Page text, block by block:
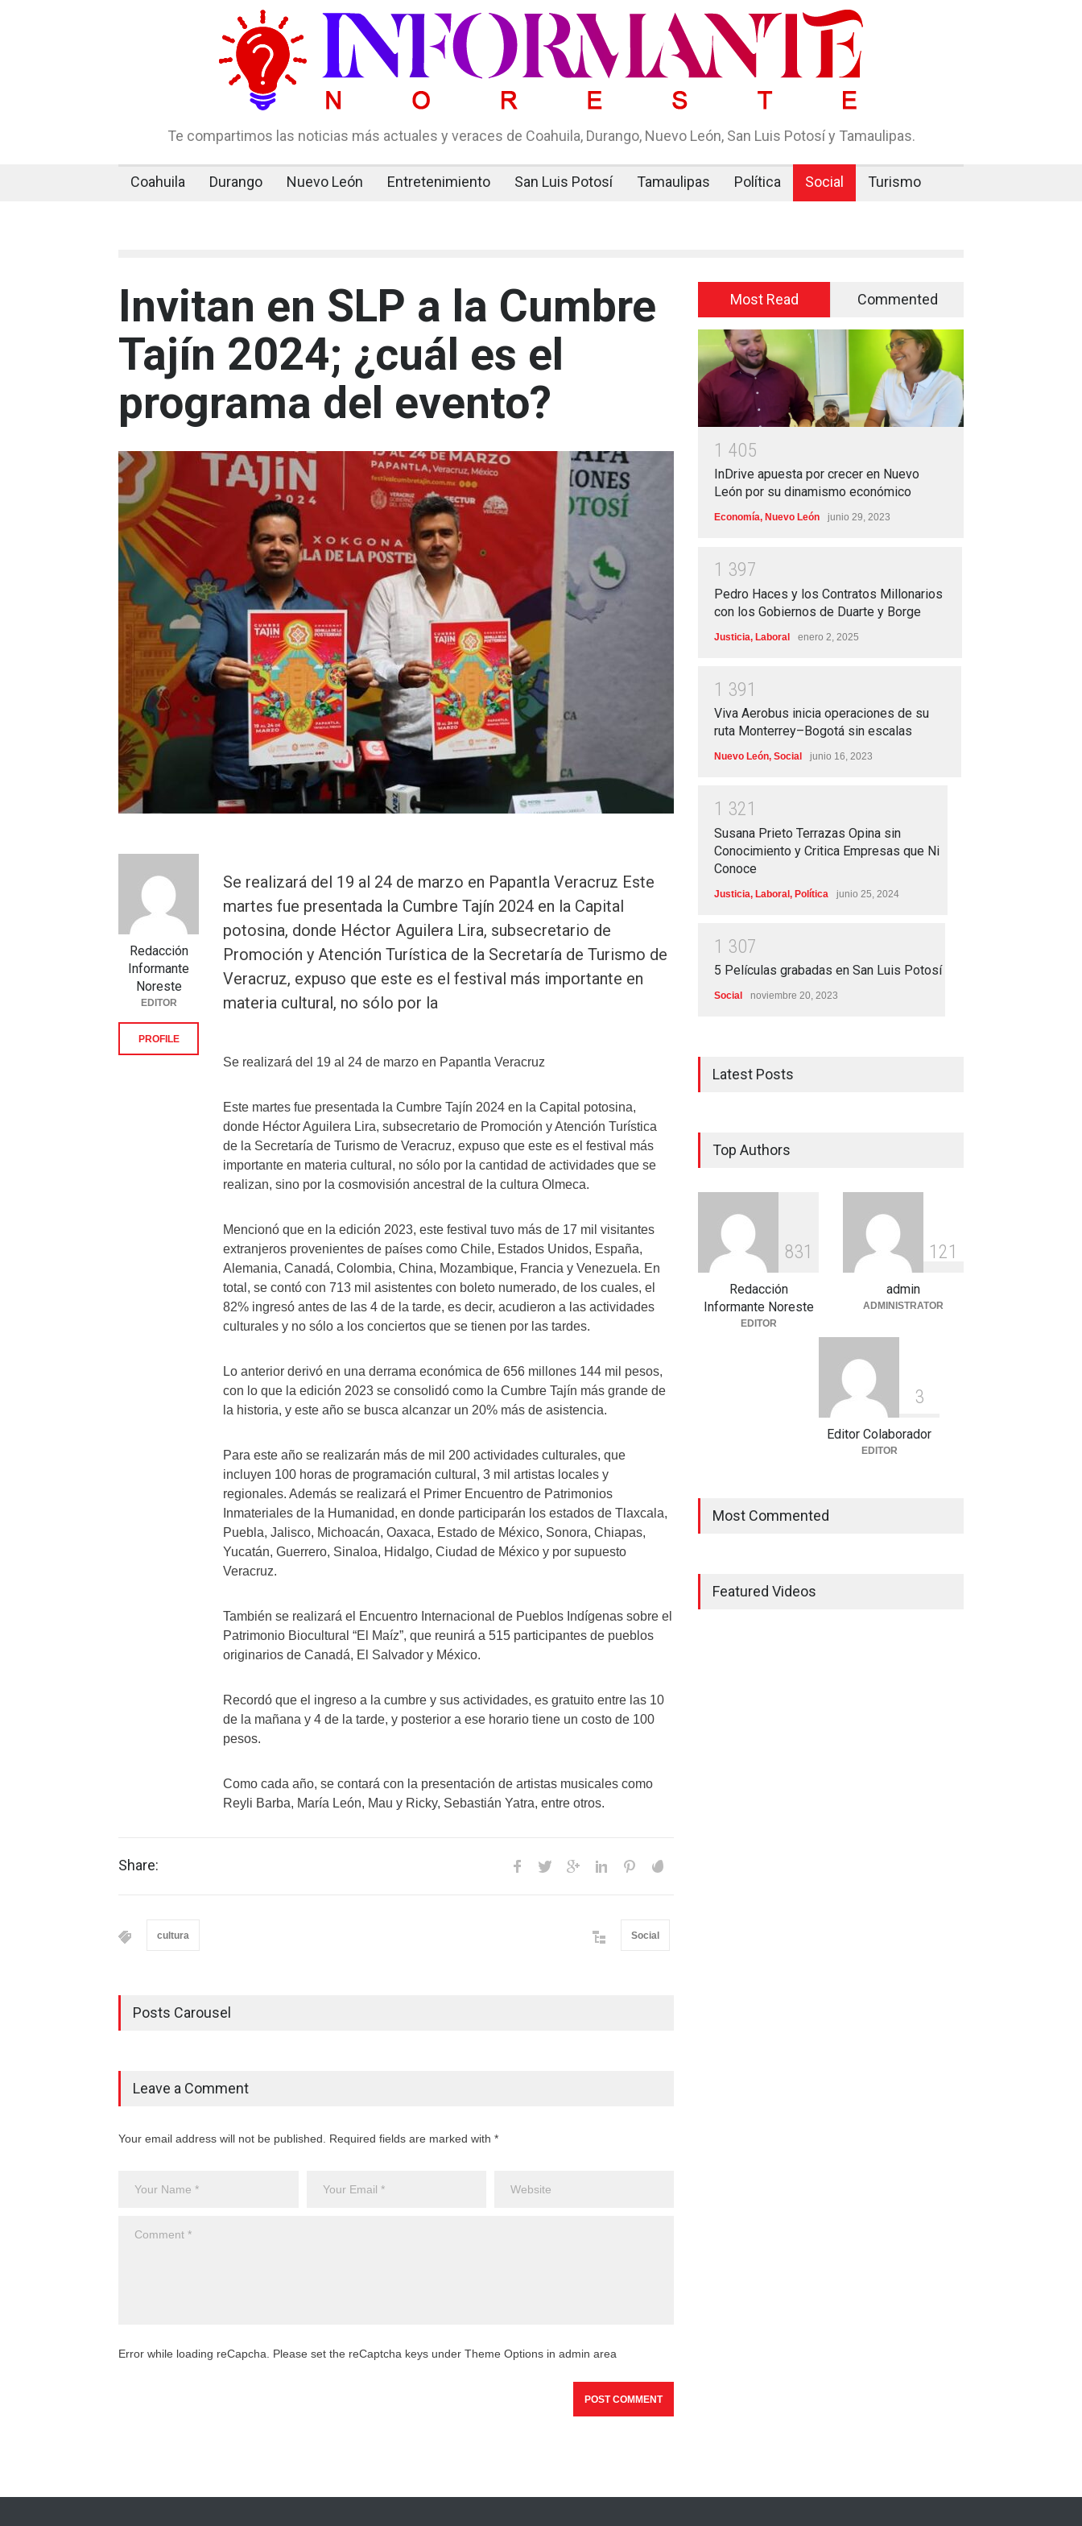
Te compartimos las noticias más actuales y veraces de Coahuila, Durango, Nuevo León, San Luis Potosí y Tamaulipas.
Coahuila Durango Nuevo León Entretenimiento San Luis Potosí Tamaulipas Política Social Turismo
Invitan en SLP a la Cumbre
Tajín 2024; ¿cuál es el
programa del evento?
Se realizará del 19 al 24 de marzo en Papantla Veracruz Este
martes fue presentada la Cumbre Tajín 2024 en la Capital
potosina, donde Héctor Aguilera Lira, subsecretario de
Promoción y Atención Turística de la Secretaría de Turismo de
Veracruz, expuso que este es el festival más importante en
materia cultural, no sólo por la
Se realizará del 19 al 24 de marzo en Papantla Veracruz
Este martes fue presentada la Cumbre Tajín 2024 en la Capital potosina,
donde Héctor Aguilera Lira, subsecretario de Promoción y Atención Turística
de la Secretaría de Turismo de Veracruz, expuso que este es el festival más
importante en materia cultural, no sólo por la cantidad de actividades que se
realizan, sino por la cosmovisión ancestral de la cultura Olmeca.
Mencionó que en la edición 2023, este festival tuvo más de 17 mil visitantes
extranjeros provenientes de países como Chile, Estados Unidos, España,
Alemania, Canadá, Colombia, China, Mozambique, Francia y Venezuela. En
total, se contó con 713 mil asistentes con boleto numerado, de los cuales, el
82% ingresó antes de las 4 de la tarde, es decir, acudieron a las actividades
culturales y no sólo a los conciertos que se tienen por las tardes.
Lo anterior derivó en una derrama económica de 656 millones 144 mil pesos,
con lo que la edición 2023 se consolidó como la Cumbre Tajín más grande de
la historia, y este año se busca alcanzar un 20% más de asistencia.
Para este año se realizarán más de mil 200 actividades culturales, que
incluyen 100 horas de programación cultural, 3 mil artistas locales y
regionales. Además se realizará el Primer Encuentro de Patrimonios
Inmateriales de la Humanidad, en donde participarán los estados de Tlaxcala,
Puebla, Jalisco, Michoacán, Oaxaca, Estado de México, Sonora, Chiapas,
Yucatán, Guerrero, Sinaloa, Hidalgo, Ciudad de México y por supuesto
Veracruz.
También se realizará el Encuentro Internacional de Pueblos Indígenas sobre el
Patrimonio Biocultural “El Maíz”, que reunirá a 515 participantes de pueblos
originarios de Canadá, El Salvador y México.
Recordó que el ingreso a la cumbre y sus actividades, es gratuito entre las 10
de la mañana y 4 de la tarde, y posterior a ese horario tiene un costo de 100
pesos.
Como cada año, se contará con la presentación de artistas musicales como
Reyli Barba, María León, Mau y Ricky, Sebastián Yatra, entre otros.
Redacción
Informante
Noreste
EDITOR
PROFILE
Share:
cultura Social
Posts Carousel
Leave a Comment
Your email address will not be published. Required fields are marked with *
Error while loading reCapcha. Please set the reCaptcha keys under Theme Options in admin area
Most Read Commented
1 405
InDrive apuesta por crecer en Nuevo
León por su dinamismo económico
Economía, Nuevo León junio 29, 2023
1 397
Pedro Haces y los Contratos Millonarios
con los Gobiernos de Duarte y Borge
Justicia, Laboral enero 2, 2025
1 391
Viva Aerobus inicia operaciones de su
ruta Monterrey–Bogotá sin escalas
Nuevo León, Social junio 16, 2023
1 321
Susana Prieto Terrazas Opina sin
Conocimiento y Critica Empresas que Ni
Conoce
Justicia, Laboral , Política junio 25, 2024
1 307
5 Películas grabadas en San Luis Potosí
Social noviembre 20, 2023
Latest Posts
Top Authors
831
Redacción
Informante Noreste
EDITOR
1 21
admin
ADMINISTRATOR
3
Editor Colaborador
EDITOR
Most Commented
Featured Videos